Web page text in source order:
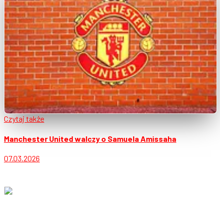
Czytaj także
Manchester United walczy o Samuela Amissaha
07.03.2026